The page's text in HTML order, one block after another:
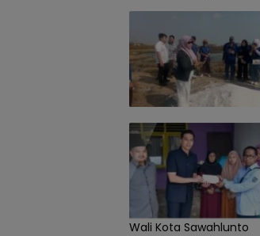
Wali Kota Sawahlunto